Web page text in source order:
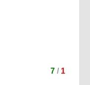
7/ 1